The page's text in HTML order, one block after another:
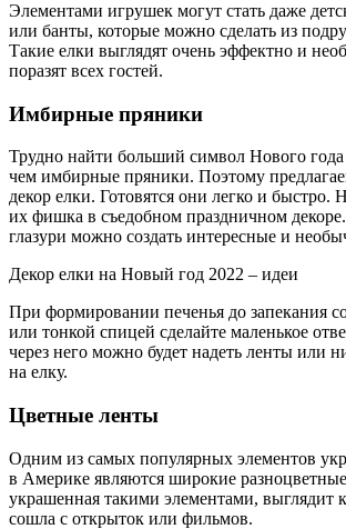
Элементами игрушек могут стать даже
или банты, которые можно сделать из
Такие елки выглядят очень эффектно и
поразят всех гостей.
Имбирные пряники
Трудно найти больший символ Нового
чем имбирные пряники. Поэтому
декор елки. Готовятся они легко и быстро.
их фишка в съедобном праздничном
глазури можно создать интересные и
Декор елки на Новый год 2022 – идеи
При формировании печенья до запекания
или тонкой спицей сделайте маленькое
через него можно будет надеть ленты или
на елку.
Цветные ленты
Одним из самых популярных элементов
в Америке являются широкие
украшенная такими элементами, выглядит
сошла с открыток или фильмов.